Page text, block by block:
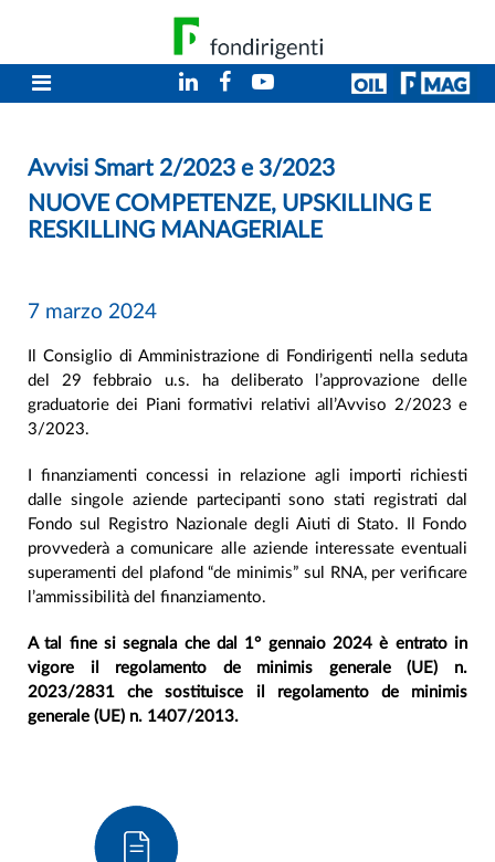
Avvisi Smart 2/2023 e 3/2023
NUOVE COMPETENZE, UPSKILLING E
RESKILLING MANAGERIALE
7 marzo 2024
Il Consiglio di Amministrazione di Fondirigenti nella seduta
del 29 febbraio u.s. ha deliberato l’approvazione delle
graduatorie dei Piani formativi relativi all’Avviso 2/2023 e
3/2023.
I finanziamenti concessi in relazione agli importi richiesti
dalle singole aziende partecipanti sono stati registrati dal
Fondo sul Registro Nazionale degli Aiuti di Stato. Il Fondo
provvederà a comunicare alle aziende interessate eventuali
superamenti del plafond “de minimis” sul RNA, per verificare
l’ammissibilità del finanziamento.
A tal fine si segnala che dal 1° gennaio 2024 è entrato in
vigore il regolamento de minimis generale (UE) n.
2023/2831 che sostituisce il regolamento de minimis
generale (UE) n. 1407/2013.